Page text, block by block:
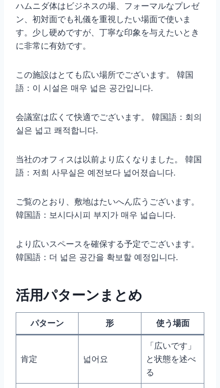
ハムニダ体はビジネスの場、フォーマルなプレゼ
ン、初対面でも礼儀を重視したい場面で使いま
す。少し硬めですが、丁寧な印象を与えたいとき
に非常に有効です。
この施設はとても広い場所でございます。 韓国
語：이 시설은 매우 넓은 공간입니다.
会議室は広くて快適でございます。 韓国語：회의
실은 넓고 쾌적합니다.
当社のオフィスは以前より広くなりました。 韓国
語：저희 사무실은 예전보다 넓어졌습니다.
ご覧のとおり、敷地はたいへん広うございます。
韓国語：보시다시피 부지가 매우 넓습니다.
より広いスペースを確保する予定でございます。
韓国語：더 넓은 공간을 확보할 예정입니다.
活用パターンまとめ
パターン 形 使う場面
肯定 넓어요
「広いです」
と状態を述べ
る